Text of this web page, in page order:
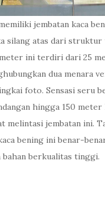
jembatan kaca
silang atas dari struktur
ini terdiri dari 25
dua menara
foto. Sensasi seru
hingga 150 meter
melintasi jembatan ini.
bening ini benar-
bahan berkualitas tinggi.